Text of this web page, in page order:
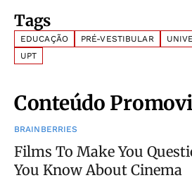
Tags
EDUCAÇÃO PRÉ-VESTIBULAR
UPT